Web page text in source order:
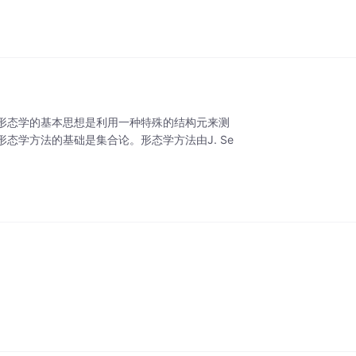
学的基本思想是利用一种特殊的结构元来测
态学方法的基础是集合论。形态学方法由J. Se